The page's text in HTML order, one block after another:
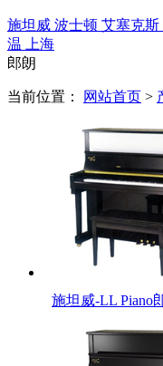
施坦威 波士顿 艾塞克斯
温
上海
郎朗
当前位置： 网站首页 >
施坦威-LL Piano